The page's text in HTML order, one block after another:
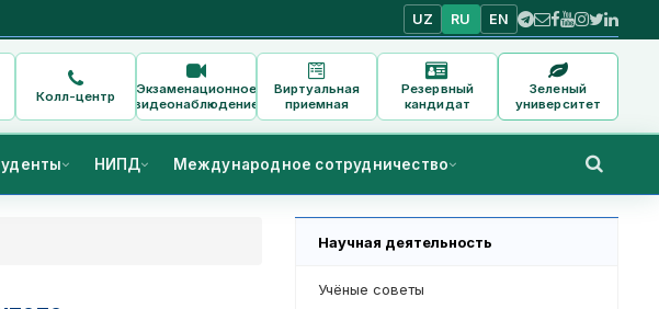
UZ RU EN
Колл-центр
Экзаменационное
видеонаблюдение
Виртуальная
приемная
Резервный
кандидат
Зеленый
университет
НИПД Международное сотрудничество
Научная деятельность
Учёные советы